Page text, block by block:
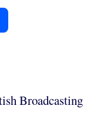
Broadcasting